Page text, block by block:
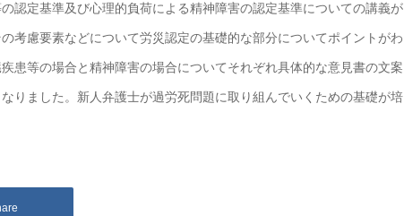
認定基準及び心理的負荷による精神障害の認定基準についての講義が
考慮要素などについて労災認定の基礎的な部分についてポイントがわ
患等の場合と精神障害の場合についてそれぞれ具体的な意見書の文案
りました。新人弁護士が過労死問題に取り組んでいくための基礎が培